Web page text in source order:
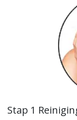
Stap 1